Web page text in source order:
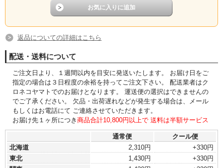
返品についての詳細はこちら
配送・送料について
ご注文日より、１週間以内を目安に発送いたします。 お届け日をご
指定の場合は３日程度の余裕を持ってご注文下さい。 配送業者はク
ロネコヤマトでのお届けとなります。 運送便の選択はできませんの
でご了承ください。 欠品・出荷遅れなどが発生する場合は、メール
もしくはお電話にて ご連絡させていただきます。
お届け先１ヶ所につき 商品合計10,800円以上で 送料は半額サービス
通常便
クール便
北海道
2,310円
+330円
東北
1,430円
+330円